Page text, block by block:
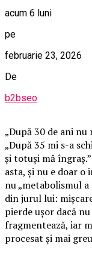
acum 6 luni
pe
februarie 23, 2026
De
b2bseo
„După 30 de ani nu
„După 35 mi s-a
și totuși mă
asta, și nu e doar o
nu „metabolismul
din jurul lui:
pierde ușor dacă
fragmentează, iar
procesat și mai